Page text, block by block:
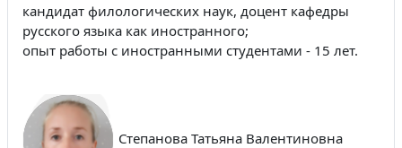
кандидат филологических наук, доцент кафедры
русского языка как иностранного;
опыт работы с иностранными студентами - 15 лет.
Степанова Татьяна Валентиновна